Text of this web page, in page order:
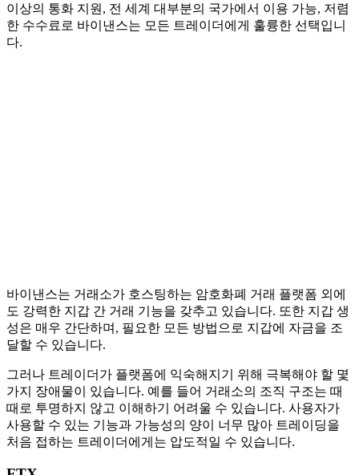
이상의 통화 지원, 전 세계 대부분의 국가에서 이용 가능, 저렴
한 수수료로 바이낸스는 모든 트레이더에게 훌륭한 선택입니
다.
바이낸스는 거래소가 호스팅하는 암호화폐 거래 플랫폼 외에
도 강력한 지갑 간 거래 기능을 갖추고 있습니다. 또한 지갑 생
성은 매우 간단하며, 필요한 모든 방법으로 지갑에 자금을 조
달할 수 있습니다.
그러나 트레이더가 플랫폼에 익숙해지기 위해 극복해야 할 몇
가지 장애물이 있습니다. 예를 들어 거래소의 조직 구조는 때
때로 투명하지 않고 이해하기 어려울 수 있습니다. 사용자가
사용할 수 있는 기능과 가능성의 양이 너무 많아 트레이딩을
처음 접하는 트레이더에게는 압도적일 수 있습니다.